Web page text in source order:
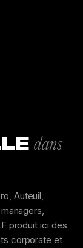
dans
Auteuil,
produit ici des
corporate et